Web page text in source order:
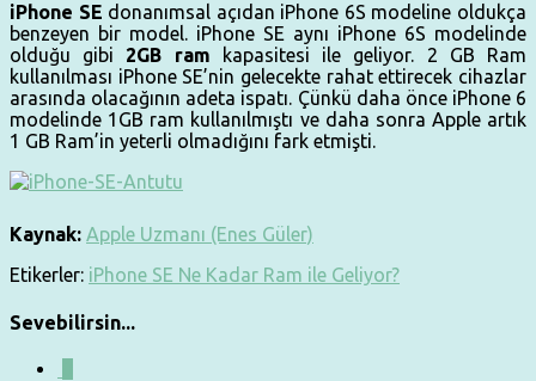
iPhone SE donanımsal açıdan iPhone 6S modeline oldukça
benzeyen bir model. iPhone SE aynı iPhone 6S modelinde
olduğu gibi 2GB ram kapasitesi ile geliyor. 2 GB Ram
kullanılması iPhone SE’nin gelecekte rahat ettirecek cihazlar
arasında olacağının adeta ispatı. Çünkü daha önce iPhone 6
modelinde 1GB ram kullanılmıştı ve daha sonra Apple artık
1 GB Ram’in yeterli olmadığını fark etmişti.
Kaynak: Apple Uzmanı (Enes Güler)
Etikerler: iPhone SE Ne Kadar Ram ile Geliyor?
Sevebilirsin...